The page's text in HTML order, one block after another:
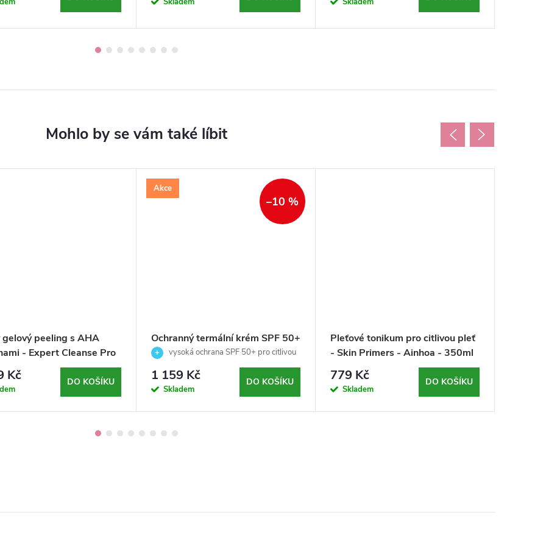
gelový peeling s AHA
- Expert Cleanse Pro
- 150ml
Kč DO KOŠÍKU
Akce
–10 %
Ochranný termální krém SPF 50+
pro citlivou a reaktivní pleť -
Photo defense - Skeyndor - 75
ml
vysoká ochrana SPF 50+ pro citlivou
1 159 Kč
Skladem
DO KOŠÍKU
Pleťové tonikum pro citlivou pleť
- Skin Primers - Ainhoa - 350ml
779 Kč
Skladem
DO KOŠÍKU